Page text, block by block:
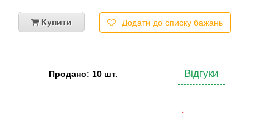
Купити Додати до списку бажань
Продано: 10 шт. Відгуки